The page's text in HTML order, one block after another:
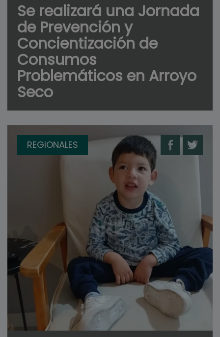
Se realizará una Jornada
de Prevención y
Concientización de
Consumos
Problemáticos en Arroyo
Seco
REGIONALES